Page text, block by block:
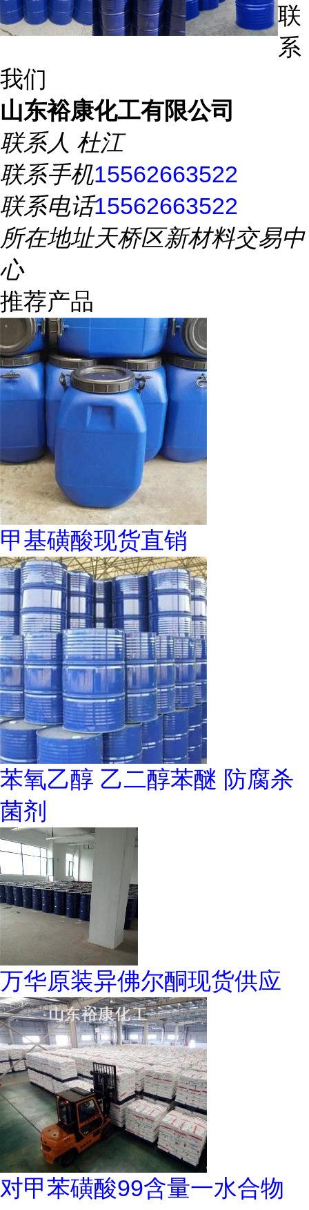
联
系
我们
山东裕康化工有限公司
联系人 杜江
联系手机15562663522
联系电话15562663522
所在地址天桥区新材料交易中
心
推荐产品
甲基磺酸现货直销
苯氧乙醇 乙二醇苯醚 防腐杀
菌剂
万华原装异佛尔酮现货供应
对甲苯磺酸99含量一水合物